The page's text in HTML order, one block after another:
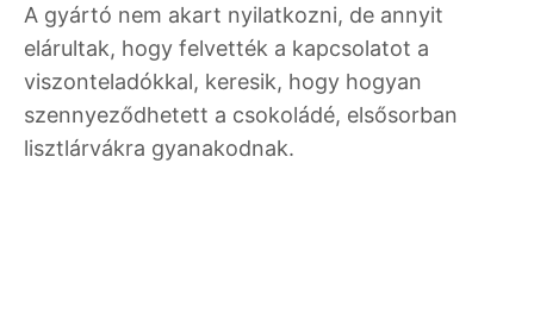
A gyártó nem akart nyilatkozni, de annyit
elárultak, hogy felvették a kapcsolatot a
viszonteladókkal, keresik, hogy hogyan
szennyeződhetett a csokoládé, elsősorban
lisztlárvákra gyanakodnak.